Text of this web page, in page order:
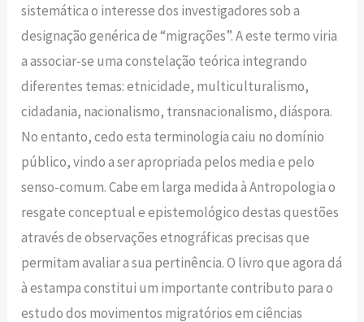
sistemática o interesse dos investigadores sob a
designação genérica de “migrações”. A este termo viria
a associar-se uma constelação teórica integrando
diferentes temas: etnicidade, multiculturalismo,
cidadania, nacionalismo, transnacionalismo, diáspora.
No entanto, cedo esta terminologia caiu no domínio
público, vindo a ser apropriada pelos media e pelo
senso-comum. Cabe em larga medida à Antropologia o
resgate conceptual e epistemológico destas questões
através de observações etnográficas precisas que
permitam avaliar a sua pertinência. O livro que agora dá
à estampa constitui um importante contributo para o
estudo dos movimentos migratórios em ciências